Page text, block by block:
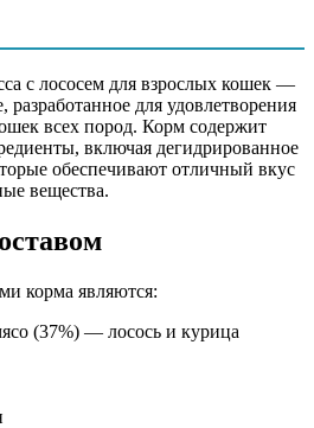
гидролизованная и
2,5%, свекольная пульпа, яблоки,
экстракт юкки
1,2%, зола 6,8%, кальций
юкки Шидигера, экстракт
с лососем для взрослых кошек —
для удовлетворения
всех пород. Корм содержит
включая дегидрированное
обеспечивают отличный вкус
вещества.
корма являются:
(37%) — лосось и курица